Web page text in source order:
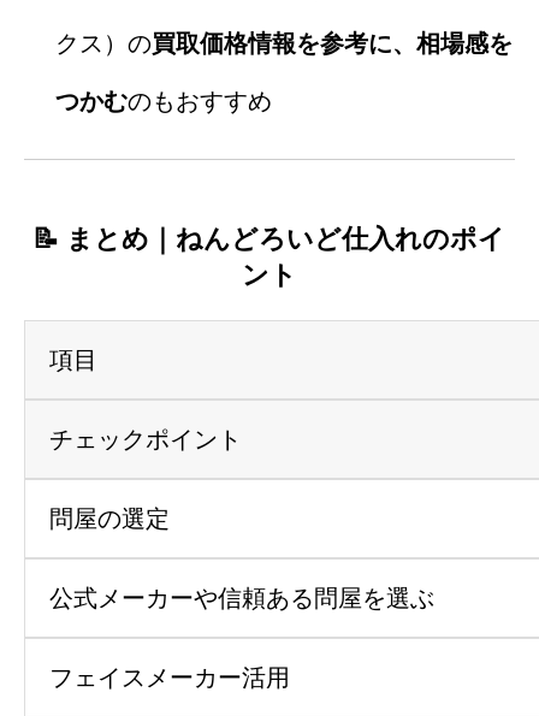
クス）の買取価格情報を参考に、相場感を
つかむのもおすすめ
📝 まとめ｜ねんどろいど仕入れのポイ
ント
項目
チェックポイント
問屋の選定
公式メーカーや信頼ある問屋を選ぶ
フェイスメーカー活用